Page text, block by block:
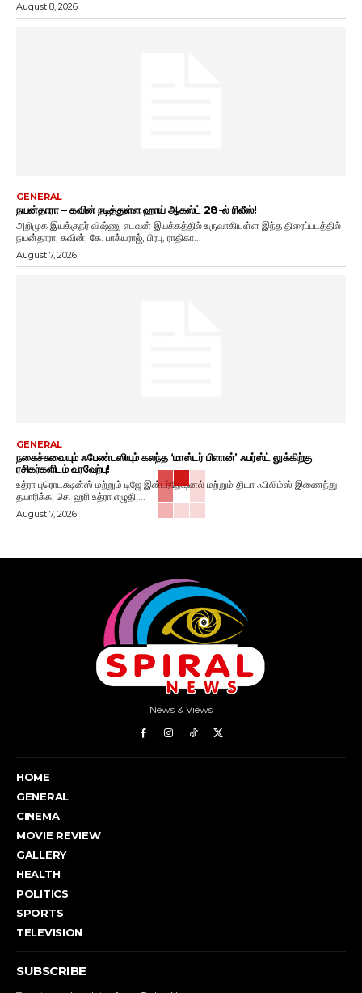
August 8, 2026
GENERAL
நயன்தாரா – கவின் நடித்துள்ள ஹாய் ஆகஸ்ட் 28-ல் ரிலீஸ்!
அறிமுக இயக்குநர் விஷ்ணு எடவன் இயக்கத்தில் உருவாகியுள்ள இந்த திரைப்படத்தில்
நயன்தாரா, கவின், கே. பாக்யராஜ், பிரபு, ராதிகா...
August 7, 2026
GENERAL
நகைச்சுவையும் ஃபேண்டஸியும் கலந்த ‘மாஸ்டர் பிளான்’ ஃபர்ஸ்ட் லுக்கிற்கு
ரசிகர்களிடம் வரவேற்பு!
உத்ரா புரொடக்ஷன்ஸ் மற்றும் டிஜே இன்டர்நேஷனல் மற்றும் தியா ஃபிலிம்ஸ் இணைந்து
தயாரிக்க, செ. ஹரி உத்ரா எழுதி,...
August 7, 2026
News & Views
HOME
GENERAL
CINEMA
MOVIE REVIEW
GALLERY
HEALTH
POLITICS
SPORTS
TELEVISION
SUBSCRIBE